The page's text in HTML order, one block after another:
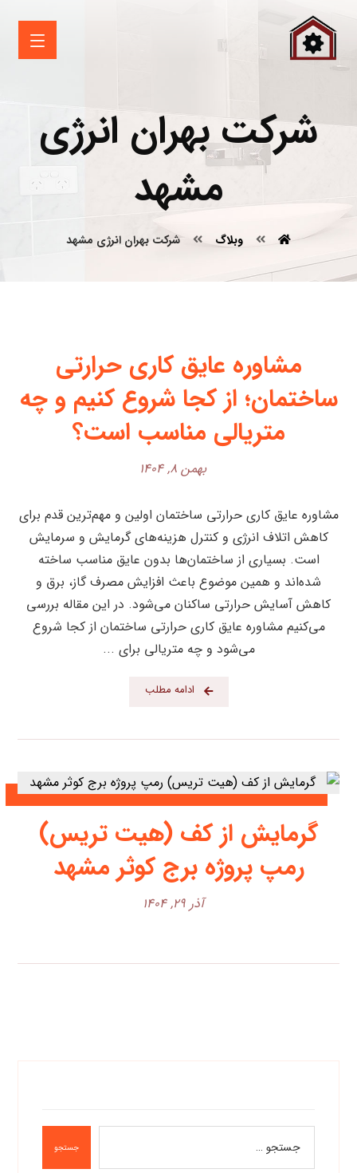
شرکت بهران انرژی
مشهد
وبلاگ شرکت بهران انرژی مشهد
مشاوره عایق کاری حرارتی
ساختمان؛ از کجا شروع کنیم و چه
متریالی مناسب است؟
بهمن ۸, ۱۴۰۴
مشاوره عایق کاری حرارتی ساختمان اولین و مهم‌ترین قدم برای
کاهش اتلاف انرژی و کنترل هزینه‌های گرمایش و سرمایش
است. بسیاری از ساختمان‌ها بدون عایق مناسب ساخته
شده‌اند و همین موضوع باعث افزایش مصرف گاز، برق و
کاهش آسایش حرارتی ساکنان می‌شود. در این مقاله بررسی
می‌کنیم مشاوره عایق کاری حرارتی ساختمان از کجا شروع
می‌شود و چه متریالی برای ...
ادامه مطلب
گرمایش از کف (هیت تریس)
رمپ پروژه برج کوثر مشهد
آذر ۲۹, ۱۴۰۴
جستجو